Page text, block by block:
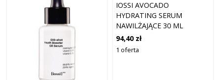
IOSSI AVOCADO
HYDRATING SERUM
NAWILŻAJĄCE 30 ML
94,40 zł
1 oferta